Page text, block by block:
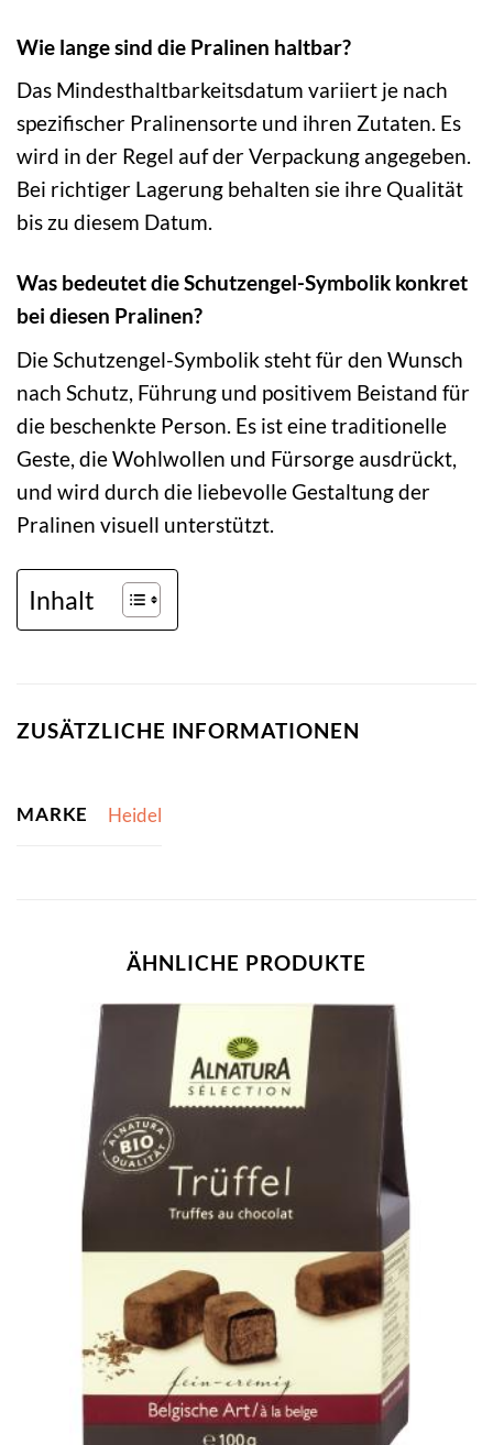
Wie lange sind die Pralinen haltbar?
Das Mindesthaltbarkeitsdatum variiert je nach
spezifischer Pralinensorte und ihren Zutaten. Es
wird in der Regel auf der Verpackung angegeben.
Bei richtiger Lagerung behalten sie ihre Qualität
bis zu diesem Datum.
Was bedeutet die Schutzengel-Symbolik konkret
bei diesen Pralinen?
Die Schutzengel-Symbolik steht für den Wunsch
nach Schutz, Führung und positivem Beistand für
die beschenkte Person. Es ist eine traditionelle
Geste, die Wohlwollen und Fürsorge ausdrückt,
und wird durch die liebevolle Gestaltung der
Pralinen visuell unterstützt.
Inhalt
ZUSÄTZLICHE INFORMATIONEN
MARKE Heidel
ÄHNLICHE PRODUKTE